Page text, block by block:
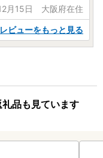
月15日 大阪府在住
レビューをもっと見る
品も見ています